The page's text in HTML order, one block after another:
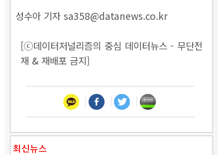
성수아 기자 sa358@datanews.co.kr
[ⓒ데이터저널리즘의 중심 데이터뉴스 - 무단전
재 & 재배포 금지]
최신뉴스